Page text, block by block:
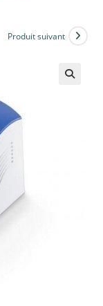
Produit suivant